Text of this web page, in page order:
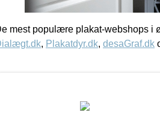
mest populære plakat-webshops i
, Plakatdyr.dk, desaGraf.dk